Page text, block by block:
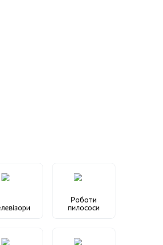
Роботи
пилососи